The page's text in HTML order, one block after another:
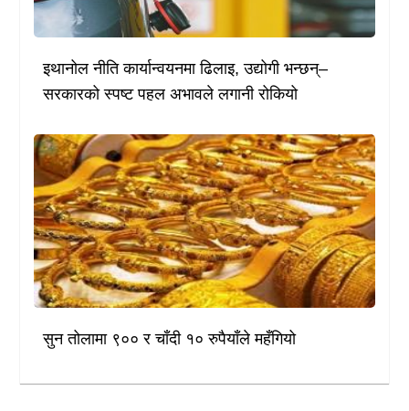
इथानोल नीति कार्यान्वयनमा ढिलाइ, उद्योगी भन्छन्–
सरकारको स्पष्ट पहल अभावले लगानी रोकियो
सुन तोलामा ९०० र चाँदी १० रुपैयाँले महँगियो